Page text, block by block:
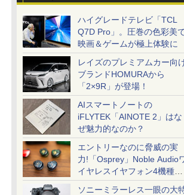
ハイグレードテレビ「TCL
Q7D Pro」。圧巻の色彩美
映画＆ゲームが極上体験に
レイズのプレミアムカー向
ブランドHOMURAから
「2×9R」が登場！
AIスマートノートの
iFLYTEK「AINOTE 2」はな
ぜ魅力的なのか？
エントリーなのに脅威の実
力!「Osprey」Noble Audio
イヤレスイヤフォン4機種を
一気に聴く
ソニーミラーレス一眼の大